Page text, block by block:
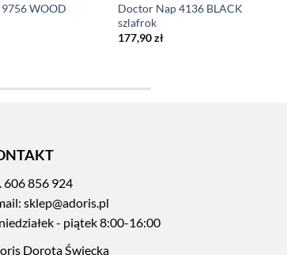
WOOD
Doctor Nap 4136 BLACK
szlafrok
177,90zł
606 856 924
sklep@adoris.pl
- piątek 8:00-16:00
Dorota Święcka